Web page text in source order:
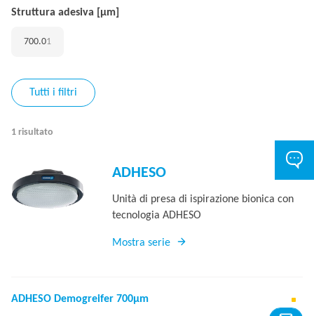
Struttura adesiva [µm]
700.01
Tutti i filtri
1 risultato
ADHESO
Unità di presa di ispirazione bionica con
tecnologia ADHESO
Mostra serie
ADHESO Demogreifer 700µm